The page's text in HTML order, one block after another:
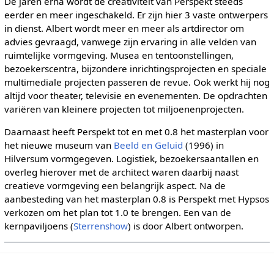
eerder en meer ingeschakeld. Er zijn hier 3 vaste ontwerpers
in dienst. Albert wordt meer en meer als artdirector om
advies gevraagd, vanwege zijn ervaring in alle velden van
ruimtelijke vormgeving. Musea en tentoonstellingen,
bezoekerscentra, bijzondere inrichtingsprojecten en speciale
multimediale projecten passeren de revue. Ook werkt hij nog
altijd voor theater, televisie en evenementen. De opdrachten
variëren van kleinere projecten tot miljoenenprojecten.
Daarnaast heeft Perspekt tot en met 0.8 het masterplan voor
het nieuwe museum van Beeld en Geluid (1996) in
Hilversum vormgegeven. Logistiek, bezoekersaantallen en
overleg hierover met de architect waren daarbij naast
creatieve vormgeving een belangrijk aspect. Na de
aanbesteding van het masterplan 0.8 is Perspekt met Hypsos
verkozen om het plan tot 1.0 te brengen. Een van de
kernpaviljoens (Sterrenshow) is door Albert ontworpen.